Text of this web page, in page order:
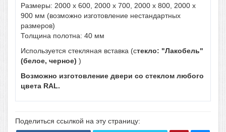
Размеры: 2000 х 600, 2000 х 700, 2000 х 800, 2000 х
900 мм (возможно изготовление нестандартных
размеров)
Толщина полотна: 40 мм
Используется стекляная вставка (стекло: "Лакобель"
(белое, черное) )
Возможно изготовление двери со стеклом любого
цвета RAL.
Поделиться ссылкой на эту страницу: